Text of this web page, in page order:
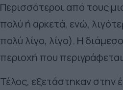
Περισσότεροι από τους
πολύ ή αρκετά, ενώ,
πολύ λίγο, λίγο). Η
περιοχή που
Τέλος, εξετάστηκαν στην